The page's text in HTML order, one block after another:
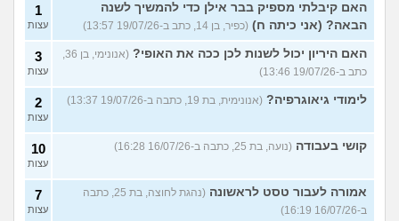
האם קיבלתי מספיק בבר אילן כדי להמשיך לשנה
הבאה? (אני כיתה ח) (כפיר, בן 14, כתב ב-19/07/26 13:57)
1
עצות
האם היריון יכול לשנות לכן ככה את האופי?
(אנונימי, בן 36,
כתב ב-19/07/26 13:46)
3
עצות
לימודי גיאוגרפיה? (אנונימית, בת 19, כתבה ב-19/07/26 13:37) 2
עצות
קושי בעבודה (נועה, בת 25, כתבה ב-16/07/26 16:28) 10
עצות
אמורה לעבור טסט לראשונה
(נהגת לחוצה, בת 25, כתבה
ב-16/07/26 16:19)
7
עצות